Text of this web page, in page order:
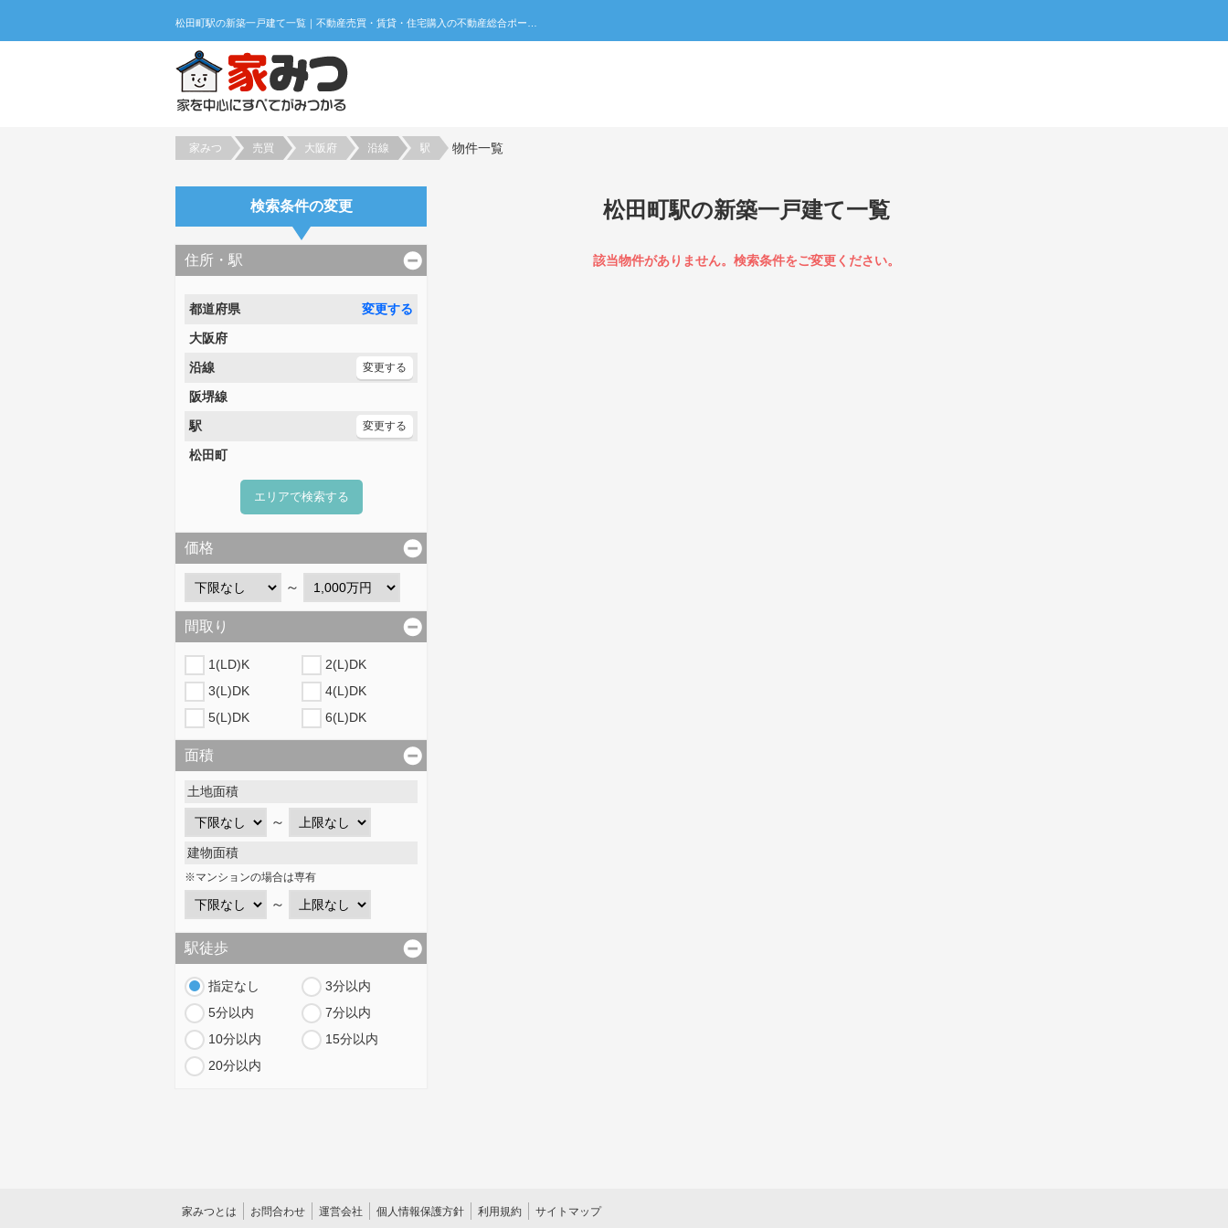
家みつ 売買 大阪府 沿線 駅 物件一覧
検索条件の変更
住所・駅
都道府県
変更する
大阪府
沿線
変更する
阪堺線
駅
変更する
松田町
エリアで検索する
価格
～
間取り
1(LD)K
2(L)DK
3(L)DK
4(L)DK
5(L)DK
6(L)DK
面積
土地面積
～
建物面積
※マンションの場合は専有
～
駅徒歩
指定なし
3分以内
5分以内
7分以内
10分以内
15分以内
20分以内
松田町駅の新築一戸建て一覧
該当物件がありません。検索条件をご変更ください。
家みつとは お問合わせ 運営会社 個人情報保護方針 利用規約 サイトマップ